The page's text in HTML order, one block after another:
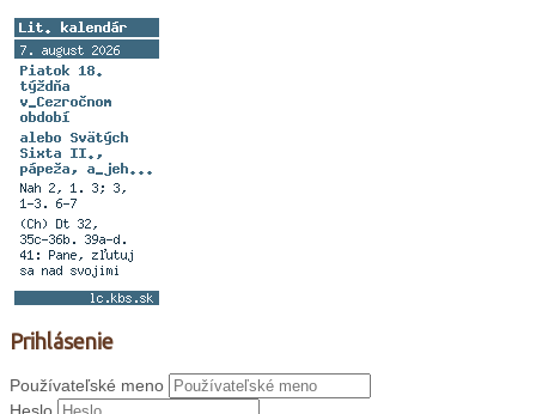
Prihlásenie
Používateľské meno